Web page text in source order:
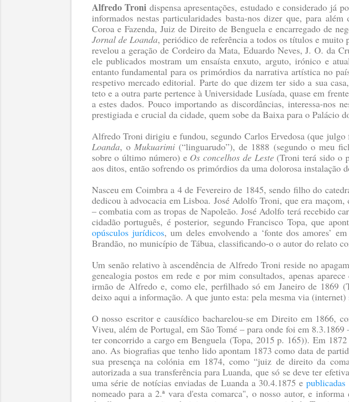
Alfredo Troni dispensa apresentações, estudado e considerado já
informados nestas particularidades basta-nos dizer que, para
Coroa e Fazenda, Juiz de Direito de Benguela e encarregado de
Jornal de Loanda, periódico de referência a todos os títulos e muito
revelou a geração de Cordeiro da Mata, Eduardo Neves, J. O. da
ele publicados mostram um ensaísta enxuto, arguto, irónico e
entanto fundamental para os primórdios da narrativa artística no
respetivo mercado editorial. Parte do que dizem ter sido a sua
teto e a outra parte pertence à Universidade Lusíada, quase em
a estes dados. Pouco importando as discordâncias, interessa-nos
prestigiada e crucial da cidade, quem sobe da Baixa para o Palácio
Alfredo Troni dirigiu e fundou, segundo Carlos Ervedosa (que
Loanda, o Mukuarimi(“linguarudo”), de 1888 (segundo o meu
sobre o último número) e Os concelhos de Leste(Troni terá sido o
aos ditos, então sofrendo os primórdios da uma dolorosa instalação
Nasceu em Coimbra a 4 de Fevereiro de 1845, sendo filho do
dedicou à advocacia em Lisboa. José Adolfo Troni, que era
– combatia com as tropas de Napoleão. José Adolfo terá recebido
cidadão português, é posterior, segundo Francisco Topa, que
opúsculos jurídicos, um deles envolvendo a ‘fonte dos amores’
Brandão, no município de Tábua, classificando-o o autor do relato
Um senão relativo à ascendência de Alfredo Troni reside no
genealogia postos em rede e por mim consultados, apenas
irmão de Alfredo e, como ele, perfilhado só em Janeiro de 1869
deixo aqui a informação. A que junto esta: pela mesma via
O nosso escritor e causídico bacharelou-se em Direito em 1866,
Viveu, além de Portugal, em São Tomé – para onde foi em 8.3.1869
ter concorrido a cargo em Benguela (Topa, 2015 p. 165)). Em 1872
ano. As biografias que tenho lido apontam 1873 como data de
sua presença na colónia em 1874, como “juiz de direito da
autorizada a sua transferência para Luanda, que só se deve ter
uma série de notícias enviadas de Luanda a 30.4.1875 epublicadas
nomeado para a 2.ª vara d'esta comarca", o nosso autor, e